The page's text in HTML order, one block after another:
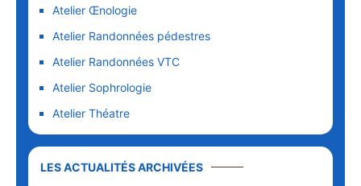
Atelier Œnologie
Atelier Randonnées pédestres
Atelier Randonnées VTC
Atelier Sophrologie
Atelier Théatre
LES ACTUALITÉS ARCHIVÉES